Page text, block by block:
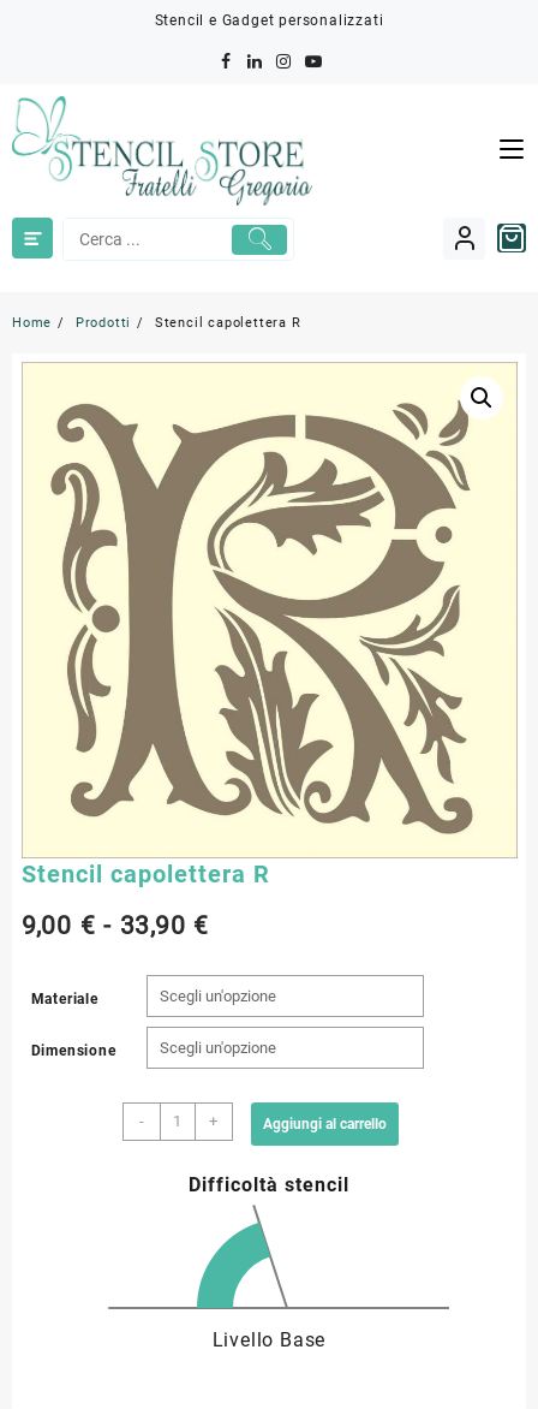
Stencil e Gadget personalizzati
Home Prodotti Stencil capolettera R
Stencil capolettera R
9,00 € - 33,90 €Fascia
di
prezzo:
da
9,00 €
a
33,90 €
Materiale
Dimensione
-
Stencil
capolettera
quantità
+ Aggiungi al carrello
Difficoltà stencil
Livello Base